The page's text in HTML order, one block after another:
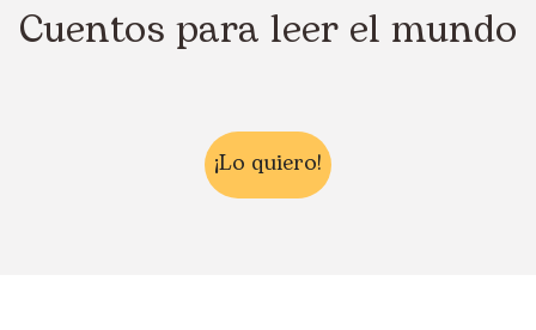
Cuentos para leer el mundo
¡Lo quiero!